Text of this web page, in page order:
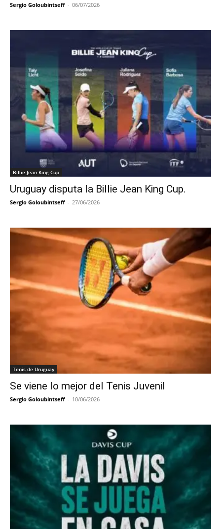
Sergio Goloubintseff - 06/07/2026
Billie Jean King Cup
Uruguay disputa la Billie Jean King Cup.
Sergio Goloubintseff - 27/06/2026
Tenis de Uruguay
Se viene lo mejor del Tenis Juvenil
Sergio Goloubintseff - 10/06/2026